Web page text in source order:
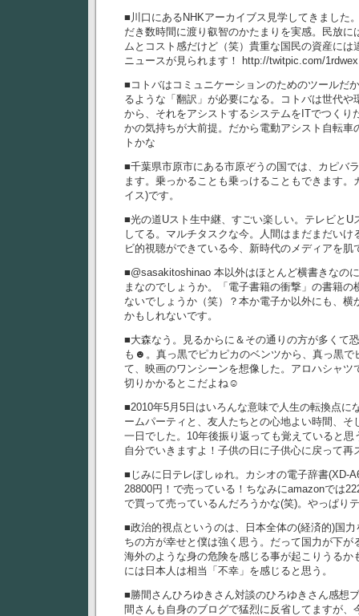
■川口にあるNHKアーカイブス見学してきました
だき数時間に渡り叡智のかたまりを実感。民放に
ムとコスト感だけど（笑）貴重な国民の資産には
ニュースが見られます！ http://twitpic.com/1rdwex
■コトバはコミュニケーションのためのツールだ
るような「翻訳」が必要になる。コトバは世代や
から、それをアシストするシステムをITでつくり
かの気持ちが大前提。だから電動アシスト自転車
トかな
■千葉県市原市にある市原ぞうの国では、カピバ
ます。乗っかることも乗っけることもできます。
イス)です。
■光の道Uスト生中継、すごい楽しい。テレビとU
してる。マルチタスクな今。人間はまだまだいけ
ビ的視聴ができている今、新時代のメディアを肌
■@sasakitoshinao 本以外はほとんど横書きなの
まなのでしょうか。「電子書籍の衝撃」の書籍の
ないでしょうか（笑）？本か電子か以外にも、横
かもしれないです。
■大森なう。見るからに＆その通りの方が多くて
も☻。真っ黒でピカピカのベンツから、真っ黒で
て、映画のワンシーンを想像した。アロハシャツ
切りかかるとこだよね☺
■2010年5月5日はいろんな意味で人生の転換点に
ームパーティと、友人たちとの心地よい時間、そ
一日でした。10年後振り返っても覚えていると
自分でいきますよ！子供の日に子供心に戻って再
■じみに日テレぽしゅれ。カシオの電子辞書(XD-
28800円！で売っている！ちなみにamazonでは
で買って売っているんだろうかな(笑)。やっぱり
■政治的視点というのは、日本全体の(経済的)国
ちの方が幸せと僕は強く思う。だって国力が下が
海外のような身の危険を感じる事が起こりうるか
には日本人は相当「不幸」を感じると思う。
■勝間さんひろゆきさん対談のひろゆきさん感想
間さんも自身のブログで猛烈に反省してますが、